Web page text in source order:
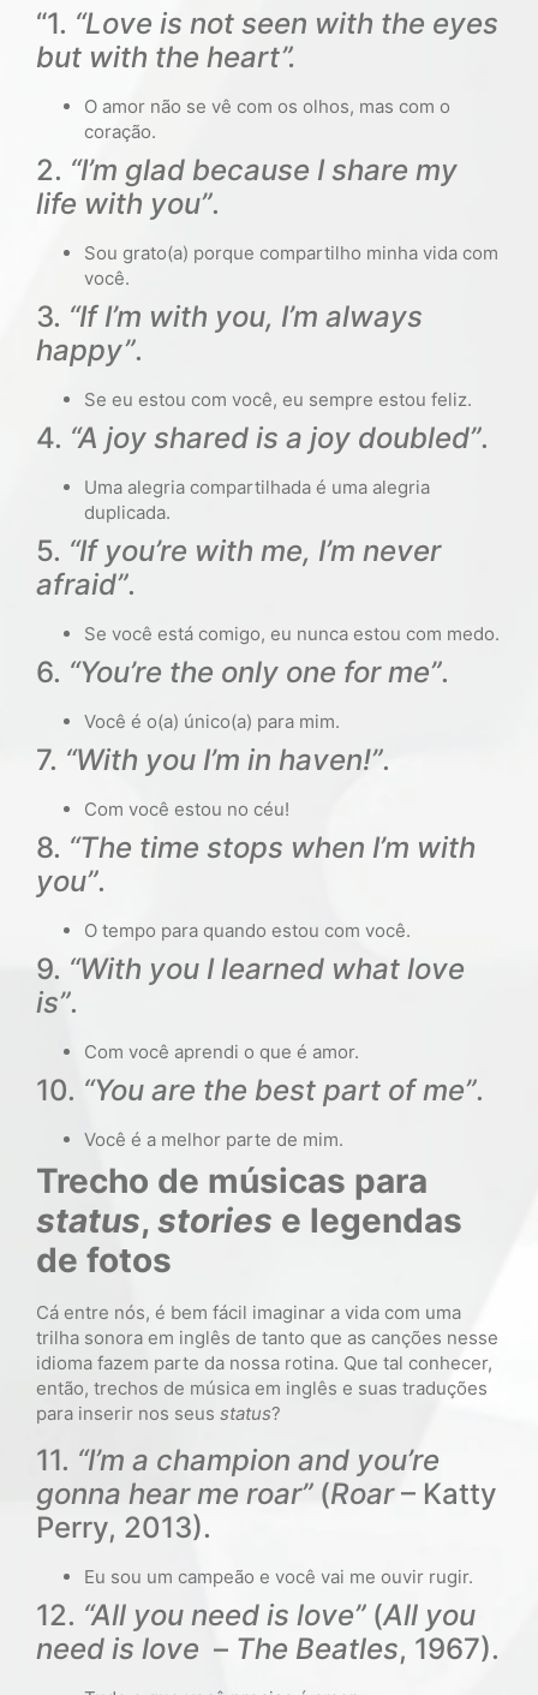
“1. “Love is not seen with the eyes
but with the heart”.
O amor não se vê com os olhos, mas com o
coração.
2. “I’m glad because I share my
life with you”.
Sou grato(a) porque compartilho minha vida com
você.
3. “If I’m with you, I’m always
happy”.
Se eu estou com você, eu sempre estou feliz.
4. “A joy shared is a joy doubled”.
Uma alegria compartilhada é uma alegria
duplicada.
5. “If you’re with me, I’m never
afraid”.
Se você está comigo, eu nunca estou com medo.
6. “You’re the only one for me”.
Você é o(a) único(a) para mim.
7. “With you I’m in haven!”.
Com você estou no céu!
8. “The time stops when I’m with
you”.
O tempo para quando estou com você.
9. “With you I learned what love
is”.
Com você aprendi o que é amor.
10. “You are the best part of me”.
Você é a melhor parte de mim.
Trecho de músicas para
status, stories e legendas
de fotos
Cá entre nós, é bem fácil imaginar a vida com uma
trilha sonora em inglês de tanto que as canções nesse
idioma fazem parte da nossa rotina. Que tal conhecer,
então, trechos de música em inglês e suas traduções
para inserir nos seus status?
11. “I’m a champion and you’re
gonna hear me roar”(Roar– Katty
Perry, 2013).
Eu sou um campeão e você vai me ouvir rugir.
12. “All you need is love”(All you
need is love – The Beatles, 1967).